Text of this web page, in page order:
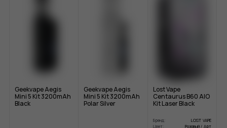
Geekvape Aegis
Mini 5 Kit 3200mAh
Black
Geekvape Aegis
Mini 5 Kit 3200mAh
Polar Silver
Lost Vape
Centaurus B60 AIO
Kit Laser Black
Бренд:
LOST VAPE
Цвет:
Розовый / Арт